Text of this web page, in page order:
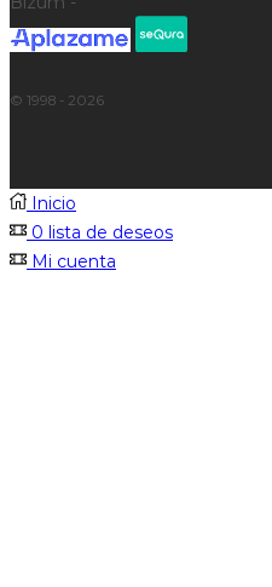
© 1998 - 2026
Inicio
0 lista de deseos
Mi cuenta